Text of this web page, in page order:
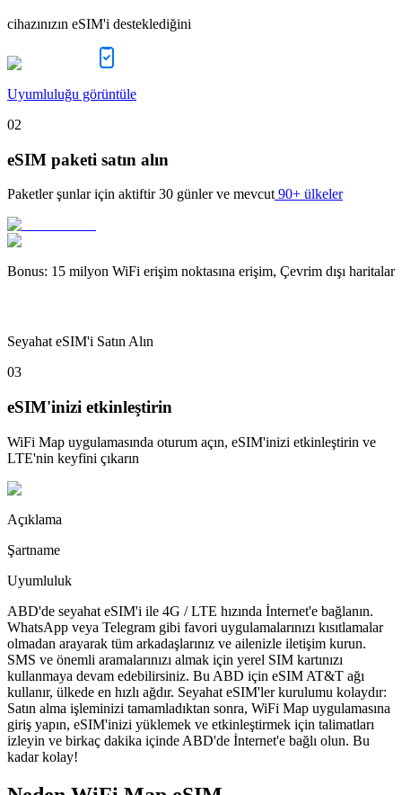
cihazınızın eSIM'i desteklediğini
Uyumluluğu görüntüle
02
eSIM paketi satın alın
Paketler şunlar için aktiftir 30 günler ve mevcut 90+ ülkeler
Bonus: 15 milyon WiFi erişim noktasına erişim, Çevrim dışı haritalar
Seyahat eSIM'i Satın Alın
03
eSIM'inizi etkinleştirin
WiFi Map uygulamasında oturum açın, eSIM'inizi etkinleştirin ve
LTE'nin keyfini çıkarın
Açıklama
Şartname
Uyumluluk
ABD'de seyahat eSIM'i ile 4G / LTE hızında İnternet'e bağlanın.
WhatsApp veya Telegram gibi favori uygulamalarınızı kısıtlamalar
olmadan arayarak tüm arkadaşlarınız ve ailenizle iletişim kurun.
SMS ve önemli aramalarınızı almak için yerel SIM kartınızı
kullanmaya devam edebilirsiniz. Bu ABD için eSIM AT&T ağı
kullanır, ülkede en hızlı ağdır. Seyahat eSIM'ler kurulumu kolaydır:
Satın alma işleminizi tamamladıktan sonra, WiFi Map uygulamasına
giriş yapın, eSIM'inizi yüklemek ve etkinleştirmek için talimatları
izleyin ve birkaç dakika içinde ABD'de İnternet'e bağlı olun. Bu
kadar kolay!